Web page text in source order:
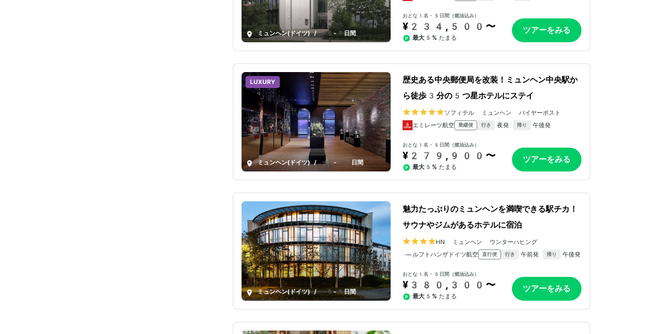
ミュンヘン(ドイツ) / 5-9日間
おとな1名・5日間（燃油込み）
¥234,500〜
最大5% たまる
ツアーをみる
LUXURY
ミュンヘン(ドイツ) / 5-10日間
歴史ある中央郵便局を改装！ミュンヘン中央駅か
ら徒歩3分の5つ星ホテルにステイ
ソフィテル ミュンヘン バイヤーポスト
エミレーツ航空
乗継便 行き 夜発 帰り 午後発
おとな1名・5日間（燃油込み）
¥279,900〜
最大5% たまる
ツアーをみる
ミュンヘン(ドイツ) / 5-9日間
魅力たっぷりのミュンヘンを満喫できる駅チカ！
サウナやジムがあるホテルに宿泊
HN ミュンヘン ウンターハヒング
ルフトハンザドイツ航空
直行便 行き 午前発 帰り 午後発
おとな1名・5日間（燃油込み）
¥380,300〜
最大5% たまる
ツアーをみる